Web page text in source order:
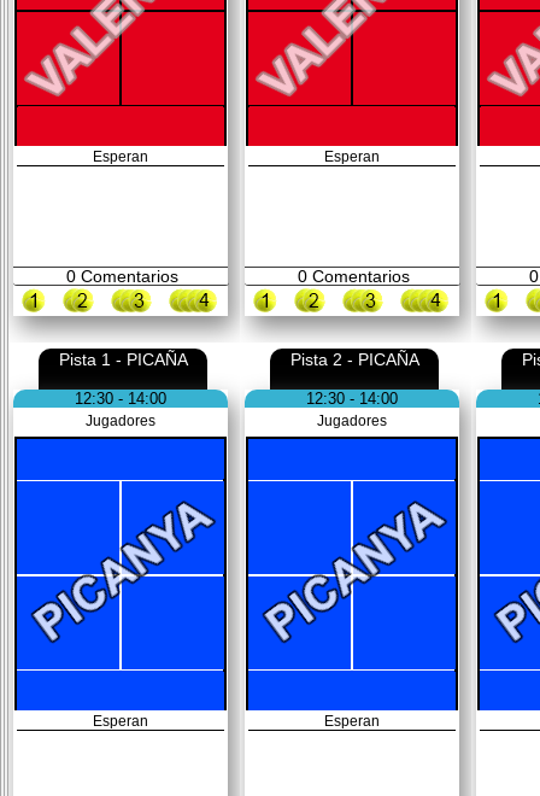
Esperan
0Comentarios
Esperan
0Comentarios 0
Pista 1 - PICAÑA
12:30 - 14:00
Jugadores
Esperan
Pista 2 - PICAÑA
12:30 - 14:00
Jugadores
Esperan